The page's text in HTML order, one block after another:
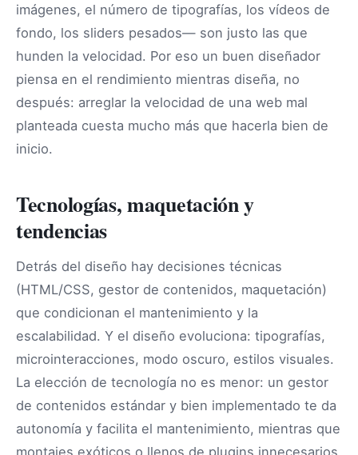
imágenes, el número de tipografías, los vídeos de
fondo, los sliders pesados— son justo las que
hunden la velocidad. Por eso un buen diseñador
piensa en el rendimiento mientras diseña, no
después: arreglar la velocidad de una web mal
planteada cuesta mucho más que hacerla bien de
inicio.
Tecnologías, maquetación y
tendencias
Detrás del diseño hay decisiones técnicas
(HTML/CSS, gestor de contenidos, maquetación)
que condicionan el mantenimiento y la
escalabilidad. Y el diseño evoluciona: tipografías,
microinteracciones, modo oscuro, estilos visuales.
La elección de tecnología no es menor: un gestor
de contenidos estándar y bien implementado te da
autonomía y facilita el mantenimiento, mientras que
montajes exóticos o llenos de plugins innecesarios